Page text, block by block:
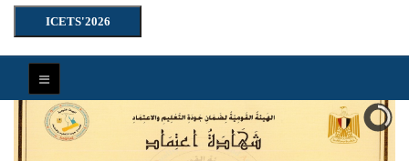
ICETS'2026